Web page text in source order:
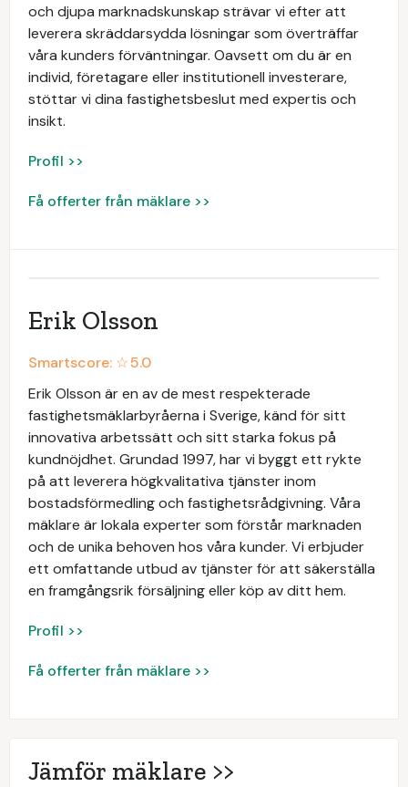
och djupa marknadskunskap strävar vi efter att
leverera skräddarsydda lösningar som överträffar
våra kunders förväntningar. Oavsett om du är en
individ, företagare eller institutionell investerare,
stöttar vi dina fastighetsbeslut med expertis och
insikt.
Profil >>
Få offerter från mäklare >>
Erik Olsson
Smartscore: ☆5.0
Erik Olsson är en av de mest respekterade
fastighetsmäklarbyråerna i Sverige, känd för sitt
innovativa arbetssätt och sitt starka fokus på
kundnöjdhet. Grundad 1997, har vi byggt ett rykte
på att leverera högkvalitativa tjänster inom
bostadsförmedling och fastighetsrådgivning. Våra
mäklare är lokala experter som förstår marknaden
och de unika behoven hos våra kunder. Vi erbjuder
ett omfattande utbud av tjänster för att säkerställa
en framgångsrik försäljning eller köp av ditt hem.
Profil >>
Få offerter från mäklare >>
Jämför mäklare >>